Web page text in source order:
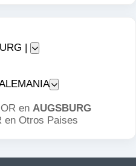
|
en AUGSBURG
en Otros Paises